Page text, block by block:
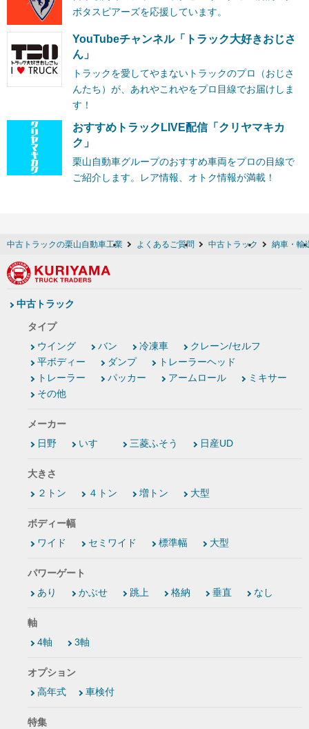
ボタスピアーズを応援しています。
YouTubeチャンネル「トラック大好きおじさ
ん」
トラックを愛してやまないトラックのプロ（おじさ
んたち）が、あれやこれやをプロ目線でお届けしま
す！
おすすめトラックLIVE配信「クリヤマキカ
ク」
栗山自動車グループのおすすめ車両をプロの目線で
ご紹介します。レア情報、オトク情報が満載！
中古トラックの栗山自動車工業 よくあるご質問 中古トラック 納車・輸
中古トラック
タイプ
ウイング
バン 冷凍車
クレーン/セルフ
平ボディー
ダンプ
トレーラーヘッド
トレーラー
パッカー アームロール
ミキサー
その他
メーカー
日野
いすゞ 三菱ふそう 日産UD
大きさ
２トン
４トン 増トン 大型
ボディー幅
ワイド
セミワイド 標準幅 大型
パワーゲート
あり
かぶせ 跳上 格納 垂直 なし
軸
4軸
3軸
オプション
高年式
車検付
特集